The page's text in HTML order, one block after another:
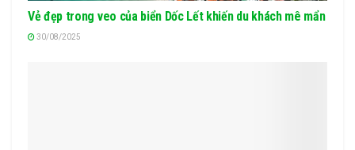
Vẻ đẹp trong veo của biển Dốc Lết khiến du khách mê mẩn
30/08/2025